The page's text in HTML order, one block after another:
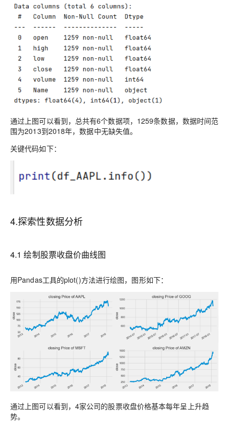
通过上图可以看到，总共有6个数据项，1259条数据，数据时间范
围为2013到2018年，数据中无缺失值。
关键代码如下：
4.探索性数据分析
4.1 绘制股票收盘价曲线图
用Pandas工具的plot()方法进行绘图，图形如下：
通过上图可以看到，4家公司的股票收盘价格基本每年呈上升趋
势。